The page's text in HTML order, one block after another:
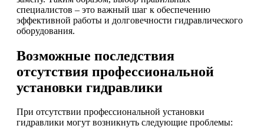
специалистов – это важный шаг к обеспечению
эффективной работы и долговечности гидравлического
оборудования.
Возможные последствия
отсутствия профессиональной
установки гидравлики
При отсутствии профессиональной установки
гидравлики могут возникнуть следующие проблемы: